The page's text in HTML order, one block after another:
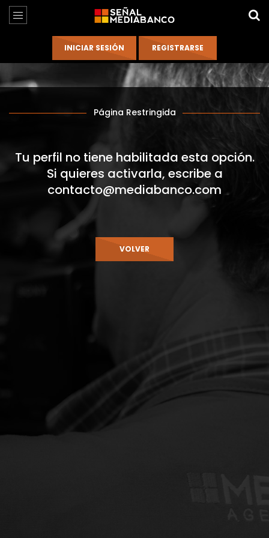
Página Restringida
Tu perfil no tiene habilitada esta opción.
Si quieres activarla, escribe a
contacto@mediabanco.com